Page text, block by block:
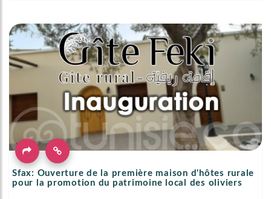
Sfax: Ouverture de la première maison d'hôtes rurale
pour la promotion du patrimoine local des oliviers